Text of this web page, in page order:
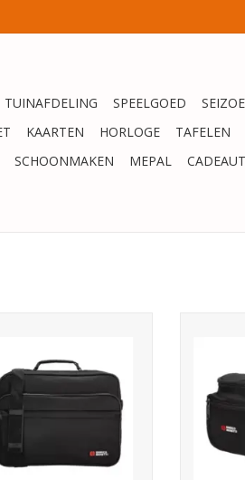
TUINAFDELING SPEELGOED
KAARTEN HORLOGE TAFELEN
SCHOONMAKEN MEPAL
AAN WINKELWAGEN